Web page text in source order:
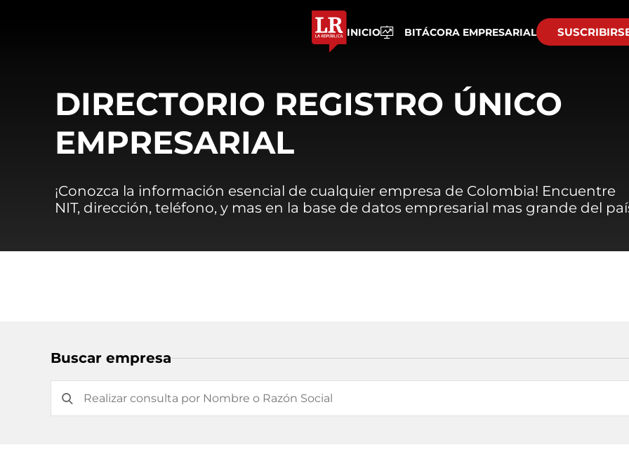
INICIO BITÁCORA EMPRESARIAL
DIRECTORIO REGISTRO ÚNICO
EMPRESARIAL
¡Conozca la información esencial de cualquier empresa de Colombia! Encuentre
NIT, dirección, teléfono, y mas en la base de datos empresarial mas grande del
Buscar empresa